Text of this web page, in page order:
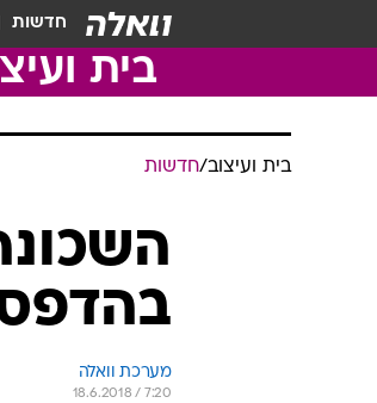
חדשות
בית
בית ועיצוב/חדשות
מערכת וואלה
18.6.2018 / 7:20